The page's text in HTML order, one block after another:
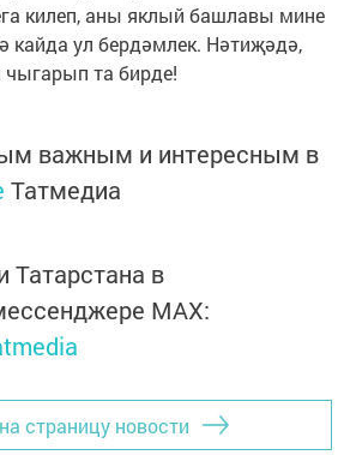
килеп, аны яклый башлавы мине
ул бердәмлек. Нәтиҗәдә,
чыгарып та бирде!
важным и интересным в
Татмедиа
Татарстана в
MАХ:
страницу новости